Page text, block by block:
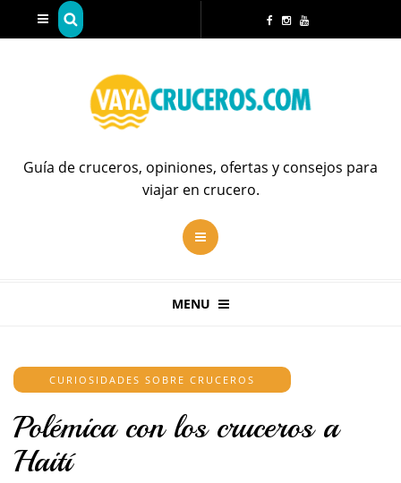
Guía de cruceros, opiniones, ofertas y consejos para
viajar en crucero.
MENU
CURIOSIDADES SOBRE CRUCEROS
Polémica con los cruceros a
Haití